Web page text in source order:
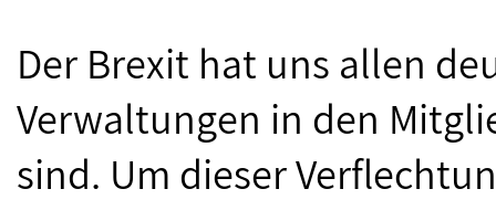
Der Brexit hat uns allen
Verwaltungen in den
sind. Um dieser